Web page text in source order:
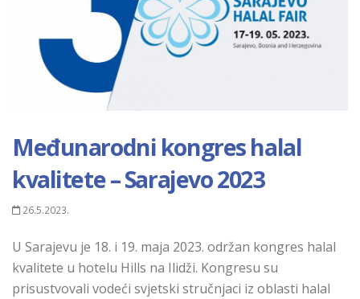
Međunarodni kongres halal
kvalitete – Sarajevo 2023
26.5.2023.
U Sarajevu je 18. i 19. maja 2023. održan kongres halal
kvalitete u hotelu Hills na Ilidži. Kongresu su
prisustvovali vodeći svjetski stručnjaci iz oblasti halal